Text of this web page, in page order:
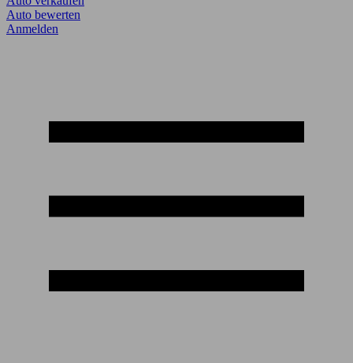
Auto bewerten
Anmelden